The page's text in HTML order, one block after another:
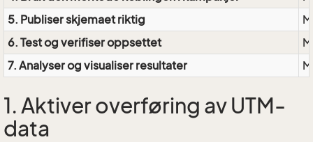
5. Publiser skjemaet riktig
6. Test og verifiser oppsettet
7. Analyser og visualiser resultater
1. Aktiver overføring av UTM-
data